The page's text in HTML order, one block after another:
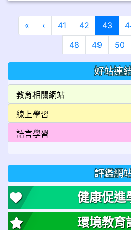
« 第一頁
‹上一頁
41 42 43(目
48
49 50
好站連
評鑑網
健康促進
環境教育